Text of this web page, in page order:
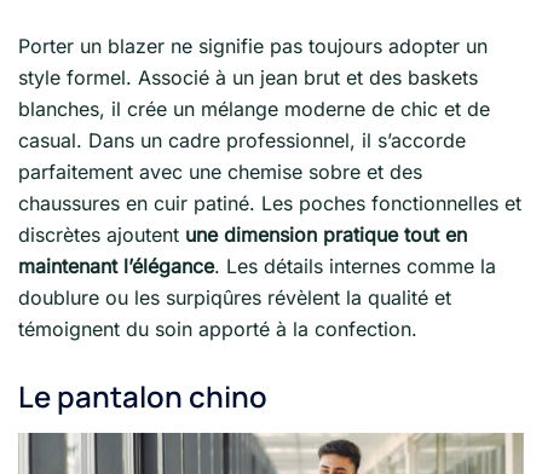
Porter un blazer ne signifie pas toujours adopter un
style formel. Associé à un jean brut et des baskets
blanches, il crée un mélange moderne de chic et de
casual. Dans un cadre professionnel, il s’accorde
parfaitement avec une chemise sobre et des
chaussures en cuir patiné. Les poches fonctionnelles et
discrètes ajoutent une dimension pratique tout en
maintenant l’élégance. Les détails internes comme la
doublure ou les surpiqûres révèlent la qualité et
témoignent du soin apporté à la confection.
Le pantalon chino